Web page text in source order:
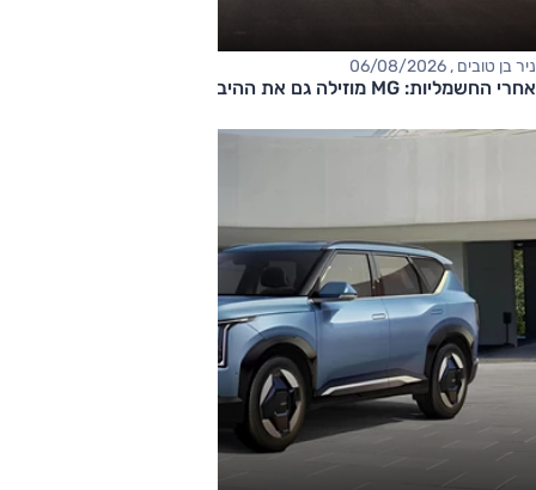
ניר בן טובים , 06/08/2026
אחרי החשמליות: MG מוזילה גם את ההיברידיות